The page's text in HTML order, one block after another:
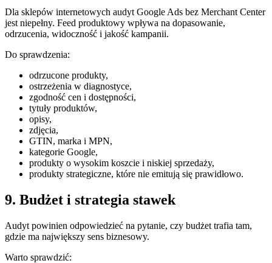
Dla sklepów internetowych audyt Google Ads bez Merchant Center
jest niepełny. Feed produktowy wpływa na dopasowanie,
odrzucenia, widoczność i jakość kampanii.
Do sprawdzenia:
odrzucone produkty,
ostrzeżenia w diagnostyce,
zgodność cen i dostępności,
tytuły produktów,
opisy,
zdjęcia,
GTIN, marka i MPN,
kategorie Google,
produkty o wysokim koszcie i niskiej sprzedaży,
produkty strategiczne, które nie emitują się prawidłowo.
9. Budżet i strategia stawek
Audyt powinien odpowiedzieć na pytanie, czy budżet trafia tam,
gdzie ma największy sens biznesowy.
Warto sprawdzić: